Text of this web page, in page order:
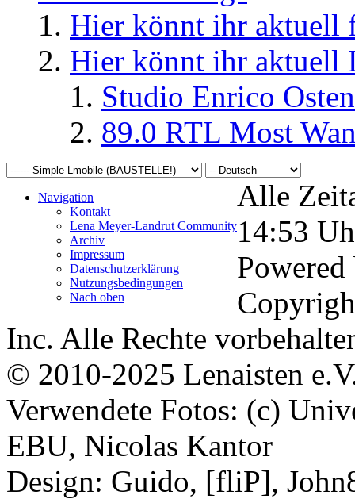
Hier könnt ihr aktuell
Hier könnt ihr aktuell
Studio Enrico
89.0 RTL Most
Navigation
Kontakt
Lena Meyer-Landrut Community
Archiv
Impressum
Datenschutzerklärung
Nutzungsbedingungen
Nach oben
Alle
14:53
Inc. Alle Rechte
© 2010-2025 Lenaisten
Verwendete Fotos: (c)
EBU, Nicolas Kantor
Design: Guido, [fliP],